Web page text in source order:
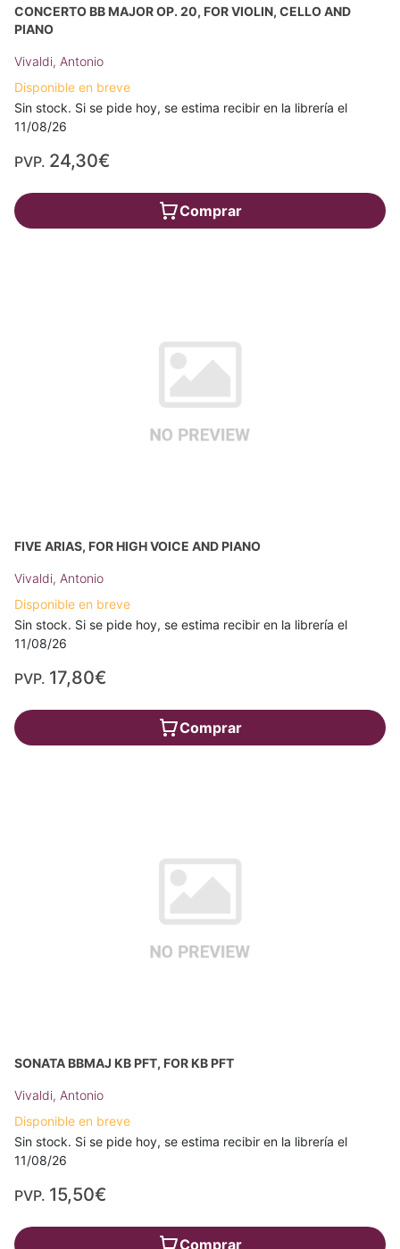
CONCERTO BB MAJOR OP. 20, FOR VIOLIN, CELLO AND
PIANO
Vivaldi, Antonio
Disponible en breve
Sin stock. Si se pide hoy, se estima recibir en la librería el
11/08/26
PVP. 24,30€
Comprar
FIVE ARIAS, FOR HIGH VOICE AND PIANO
Vivaldi, Antonio
Disponible en breve
Sin stock. Si se pide hoy, se estima recibir en la librería el
11/08/26
PVP. 17,80€
Comprar
SONATA BBMAJ KB PFT, FOR KB PFT
Vivaldi, Antonio
Disponible en breve
Sin stock. Si se pide hoy, se estima recibir en la librería el
11/08/26
PVP. 15,50€
Comprar